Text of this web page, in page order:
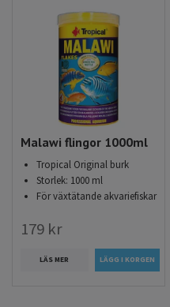
Malawi flingor 1000ml
Tropical Original burk
Storlek: 1000 ml
För växtätande akvariefiskar
179 kr
LÄS MER